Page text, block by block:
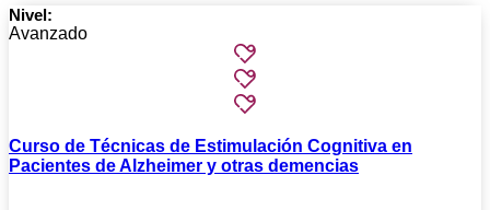
Nivel:
Avanzado
Curso de Técnicas de Estimulación Cognitiva en
Pacientes de Alzheimer y otras demencias